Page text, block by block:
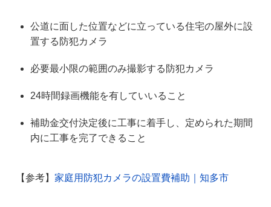
公道に面した位置などに立っている住宅の屋外に設
置する防犯カメラ
必要最小限の範囲のみ撮影する防犯カメラ
24時間録画機能を有していいること
補助金交付決定後に工事に着手し、定められた期間
内に工事を完了できること
【参考】家庭用防犯カメラの設置費補助｜知多市